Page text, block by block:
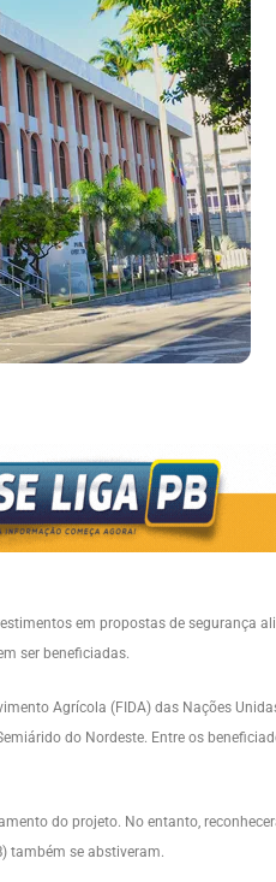
em propostas de segurança
ser beneficiadas.
Agrícola (FIDA) das Nações
do Nordeste. Entre os
do projeto. No entanto,
também se abstiveram.